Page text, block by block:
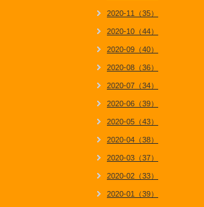
2020-11（35）
2020-10（44）
2020-09（40）
2020-08（36）
2020-07（34）
2020-06（39）
2020-05（43）
2020-04（38）
2020-03（37）
2020-02（33）
2020-01（39）